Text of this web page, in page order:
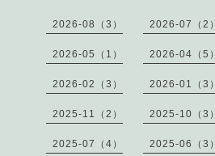
2026-08（3） 2026-07（2）
2026-05（1） 2026-04（5）
2026-02（3） 2026-01（3）
2025-11（2） 2025-10（3）
2025-07（4） 2025-06（3）